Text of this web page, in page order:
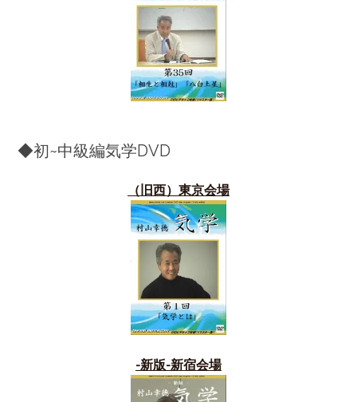
◆初~中級編気学DVD
（旧西）東京会場
-新版-新宿会場